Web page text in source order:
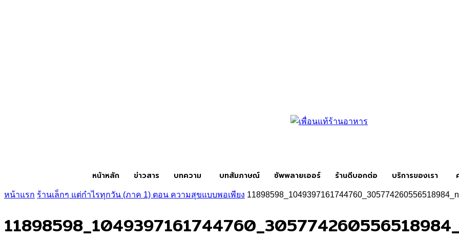
หน้าหลัก ข่าวสาร บทความ บทสัมภาษณ์ ซัพพลายเออร์ ร้านดีบอกต่อ บริการของเรา
หน้าแรก ร้านเล็กๆ แต่กำไรทุกวัน (ภาค 1) ตอน ความสุขแบบพอเพียง 11898598_1049397161744760_305774260556518984_n